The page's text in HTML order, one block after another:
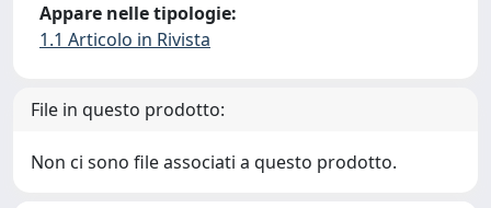
Appare nelle tipologie:
1.1 Articolo in Rivista
File in questo prodotto:
Non ci sono file associati a questo prodotto.